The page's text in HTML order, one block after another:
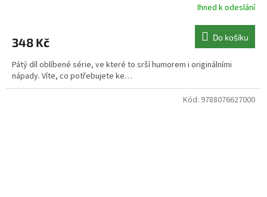
Ihned k odeslání
348 Kč Do košíku
Pátý díl oblíbené série, ve které to srší humorem i originálními
nápady. Víte, co potřebujete ke…
Kód: 9788076627000